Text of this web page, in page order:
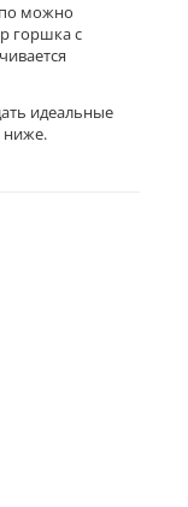
можно
горшка с
идеальные
ниже.